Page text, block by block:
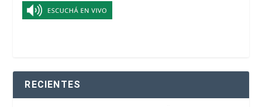
RECIENTES